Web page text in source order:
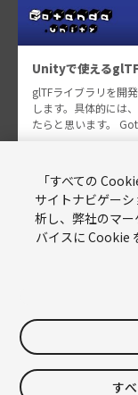
Unityで使える
glTFライブラリを開
します。具体的には
たらと思います。
yutopp
Unity
Copyright © 2026
リーガル情報 プ
「すべての
サイトナビゲー
析し、弊社のマ
バイスに Cookie
す